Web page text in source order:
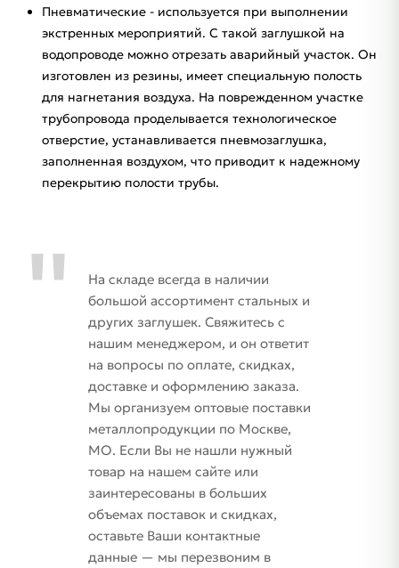
Пневматические - используется при выполнении
экстренных мероприятий. С такой заглушкой на
водопроводе можно отрезать аварийный участок. Он
изготовлен из резины, имеет специальную полость
для нагнетания воздуха. На поврежденном участке
трубопровода проделывается технологическое
отверстие, устанавливается пневмозаглушка,
заполненная воздухом, что приводит к надежному
перекрытию полости трубы.
На складе всегда в наличии
большой ассортимент стальных и
других заглушек. Свяжитесь с
нашим менеджером, и он ответит
на вопросы по оплате, скидках,
доставке и оформлению заказа.
Мы организуем оптовые поставки
металлопродукции по Москве,
МО. Если Вы не нашли нужный
товар на нашем сайте или
заинтересованы в больших
объемах поставок и скидках,
оставьте Ваши контактные
данные — мы перезвоним в